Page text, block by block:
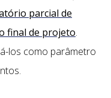
parcial de
final de projeto.
los como parâmetro